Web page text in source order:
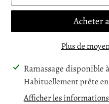
Plus de
Ajout
d'un
produit
Ramassage disponible à
Habituellement prête en
Afficher les